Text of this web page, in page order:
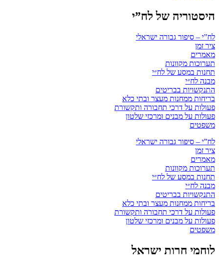
היסטוריה של לח”י
לח”י – סיפור גבורה ישראלי
ציר זמן
מאמרים
תערוכות מקוונות
תחנות במסע של לח״י
מבנה לח״י
התנקשויות בבריטים
בריחות ממחנות מעצר ובתי כלא
פעולות על דרכי תחבורה ותקשורת
פעולות על מבנים ומרכזי שלטון
משפטים
לח”י – סיפור גבורה ישראלי
ציר זמן
מאמרים
תערוכות מקוונות
תחנות במסע של לח״י
מבנה לח״י
התנקשויות בבריטים
בריחות ממחנות מעצר ובתי כלא
פעולות על דרכי תחבורה ותקשורת
פעולות על מבנים ומרכזי שלטון
משפטים
לוחמי חרות ישראל